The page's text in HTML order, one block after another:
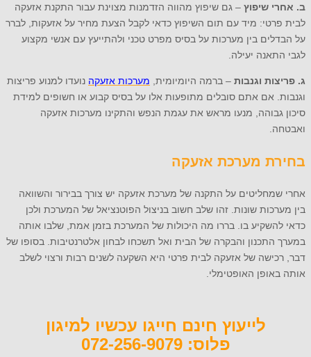
ב. אחרי שיפוץ – גם שיפוץ מהווה הזדמנות מצוינת עבור התקנת אזעקה
לבית פרטי: מיד עם תום השיפוץ כדאי לקבל הצעת מחיר על אזעקות, לברר
על הבדלים בין מערכות על בסיס מפרט טכני ולהתייעץ עם אנשי מקצוע
לגבי התאנה יעילה.
ג. פריצות וגנבות – ברמה היומיומית, מערכות אזעקה נועדו למנוע פריצות
וגנבות. אם אתם סובלים מתופעות אלו על בסיס קבוע או חשופים למידת
סיכון גבוהה, מנעו מראש את עגמת הנפש והתקינו מערכות אזעקה
ואבטחה.
בחירת מערכת אזעקה
אחרי שמחליטים על התקנה של מערכת אזעקה יש צורך בבירור והשוואה
בין מערכות שונות. זהו שלב חשוב בניצול הפוטנציאל של המערכת ולכן
כדאי להשקיע בו. בררו מה היכולות של המערכת בזמן אמת, שלבו אותה
במערך התכנון והבקרה של הבית ואל תשכחו לבחון אלטרנטיבות. בסופו של
דבר, רכישה של אזעקה לבית פרטי היא השקעה לשנים רבות ורצוי לשלב
אותה באופן האופטימלי.
לייעוץ חינם חייגו עכשיו למיגון
פלוס: 072-256-9079